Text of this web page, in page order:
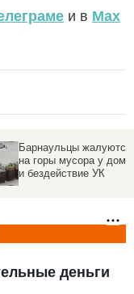
и в Max
Барнаульцы жалуются
на горы мусора у дома
и бездействие УК
деньги